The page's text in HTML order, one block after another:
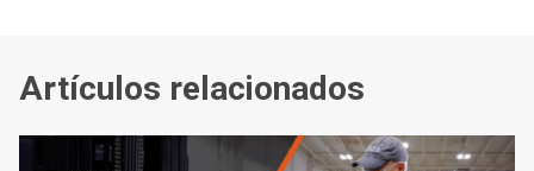
Artículos relacionados